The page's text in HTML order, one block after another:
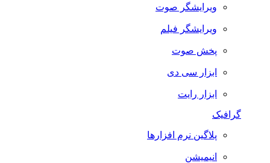
ویرایشگر صوت
ویرایشگر فیلم
پخش صوت
ابزار سی دی
ابزار رایت
گرافیک
پلاگین نرم افزارها
انیمیشن